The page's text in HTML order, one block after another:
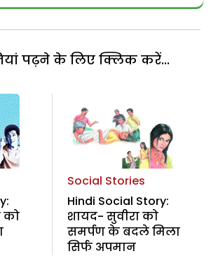
पढ़ने के लिए क्लिक करें...
को
Social Stories
Hindi Social Story:
शायद- सुवीरा को
समर्पण के बदले मिला
सिर्फ अपमान